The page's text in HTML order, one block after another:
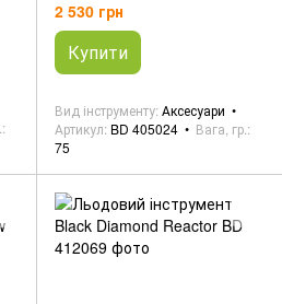
2 530 грн
Купити
Вид інструменту Аксесуари
Артикул BD 405024
Вага, гр.
75